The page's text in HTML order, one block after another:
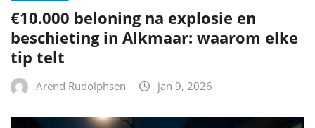
€10.000 beloning na explosie en
beschieting in Alkmaar: waarom elke
tip telt
Arend Rudolphsen jan 9, 2026